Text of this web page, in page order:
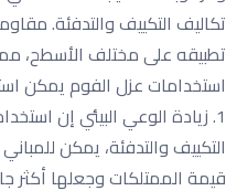
تكاليف التكييف والتدفئة.
تطبيقه على مختلف الأسطح،
استخدامات عزل الفوم يمكن
1. زيادة الوعي البيئي إن